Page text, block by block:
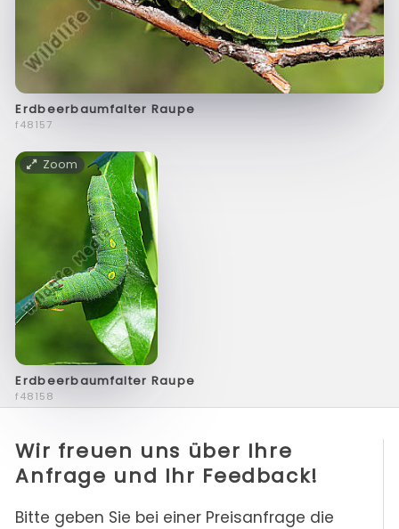
Erdbeerbaumfalter Raupe
f48157
Zoom
Erdbeerbaumfalter Raupe
f48158
Wir freuen uns über Ihre
Anfrage und Ihr Feedback!
Bitte geben Sie bei einer Preisanfrage die